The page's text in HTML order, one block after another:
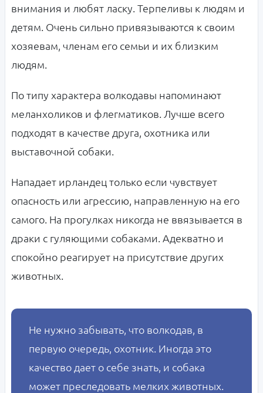
внимания и любят ласку. Терпеливы к людям и
детям. Очень сильно привязываются к своим
хозяевам, членам его семьи и их близким
людям.
По типу характера волкодавы напоминают
меланхоликов и флегматиков. Лучше всего
подходят в качестве друга, охотника или
выставочной собаки.
Нападает ирландец только если чувствует
опасность или агрессию, направленную на его
самого. На прогулках никогда не ввязывается в
драки с гуляющими собаками. Адекватно и
спокойно реагирует на присутствие других
животных.
Не нужно забывать, что волкодав, в
первую очередь, охотник. Иногда это
качество дает о себе знать, и собака
может преследовать мелких животных.